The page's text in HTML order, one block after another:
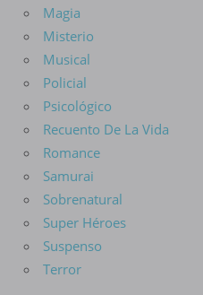
Magia
Misterio
Musical
Policial
Psicológico
Recuento De La Vida
Romance
Samurai
Sobrenatural
Super Héroes
Suspenso
Terror